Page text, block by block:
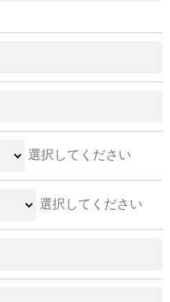
選択してください
選択してください